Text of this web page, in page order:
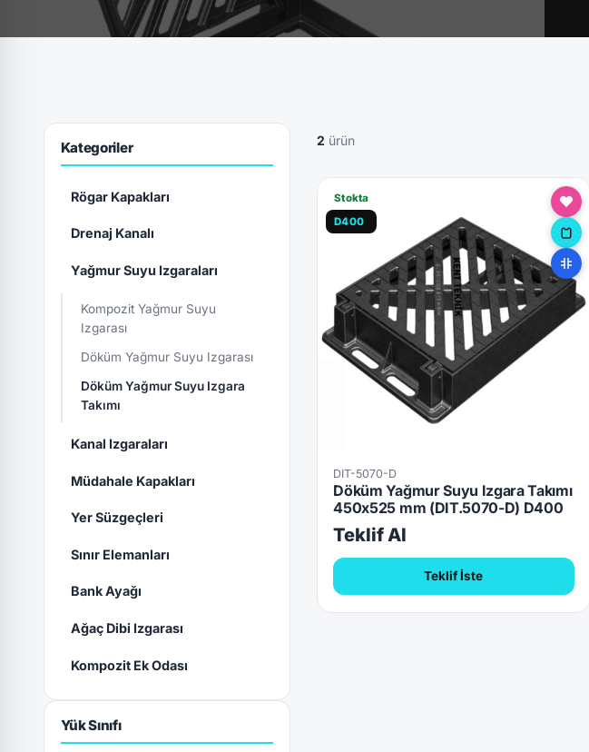
Kategoriler
Rögar Kapakları
Drenaj Kanalı
Yağmur Suyu Izgaraları
Kompozit Yağmur Suyu
Izgarası
Döküm Yağmur Suyu Izgarası
Döküm Yağmur Suyu Izgara
Takımı
Kanal Izgaraları
Müdahale Kapakları
Yer Süzgeçleri
Sınır Elemanları
Bank Ayağı
Ağaç Dibi Izgarası
Kompozit Ek Odası
Yük Sınıfı
2 ürün
Stokta
D400
DIT-5070-D
Döküm Yağmur Suyu Izgara Takımı
450x525 mm (DIT.5070-D) D400
Teklif Al
Teklif İste